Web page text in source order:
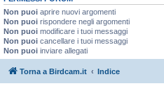
Non puoi aprire nuovi argomenti
Non puoi rispondere negli argomenti
Non puoi modificare i tuoi messaggi
Non puoi cancellare i tuoi messaggi
Non puoi inviare allegati
Torna a Birdcam.it Indice